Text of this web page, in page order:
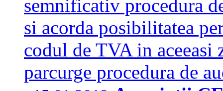
semnificativ procedura
si acorda posibilitatea
codul de TVA in aceeasi
parcurge procedura de